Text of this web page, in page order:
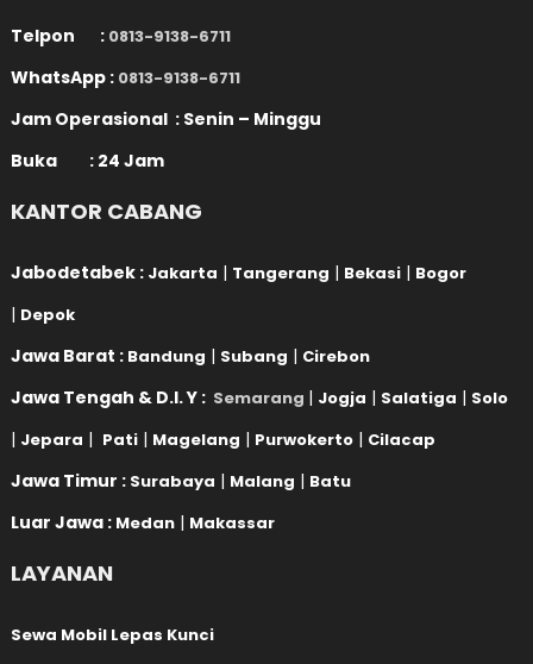
Telpon : 0813-9138-6711
WhatsApp : 0813-9138-6711
Jam Operasional : Senin – Minggu
Buka : 24 Jam
KANTOR CABANG
Jabodetabek : Jakarta | Tangerang | Bekasi | Bogor
| Depok
Jawa Barat : Bandung | Subang | Cirebon
Jawa Tengah & D.I. Y : Semarang | Jogja | Salatiga | Solo
| Jepara | Pati | Magelang | Purwokerto | Cilacap
Jawa Timur : Surabaya | Malang | Batu
Luar Jawa : Medan | Makassar
LAYANAN
Sewa Mobil Lepas Kunci